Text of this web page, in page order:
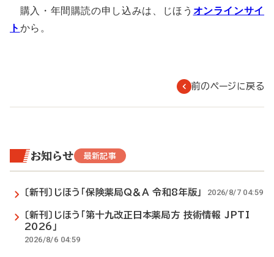
購入・年間購読の申し込みは、じほう オンラインサイ
ト から。
前のページに戻る
お知らせ 最新記事
〔新刊〕じほう「保険薬局Q＆A 令和8年版」 2026/8/7 04:59
〔新刊〕じほう「第十九改正日本薬局方 技術情報 JPTI
2026」
2026/8/6 04:59